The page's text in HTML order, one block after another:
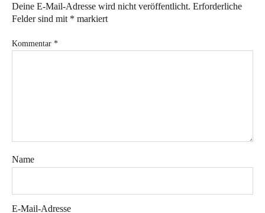
Greet
Deine E-Mail-Adresse wird nicht veröffentlicht. Erforderliche
Felder sind mit * markiert
Kommentar *
Name
E-Mail-Adresse